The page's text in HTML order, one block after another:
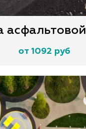
от 1092 руб